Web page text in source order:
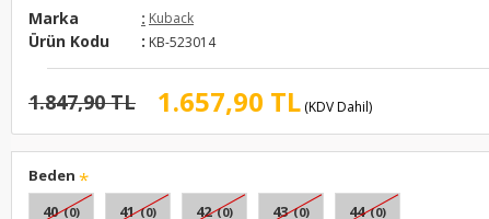
Marka : Kuback
Ürün Kodu : KB-523014
1.657,90 TL (KDV Dahil)
1.847,90 TL
Beden
40 (0) 41 (0) 42 (0) 43 (0) 44 (0)